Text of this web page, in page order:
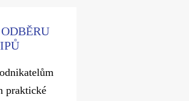
praktické